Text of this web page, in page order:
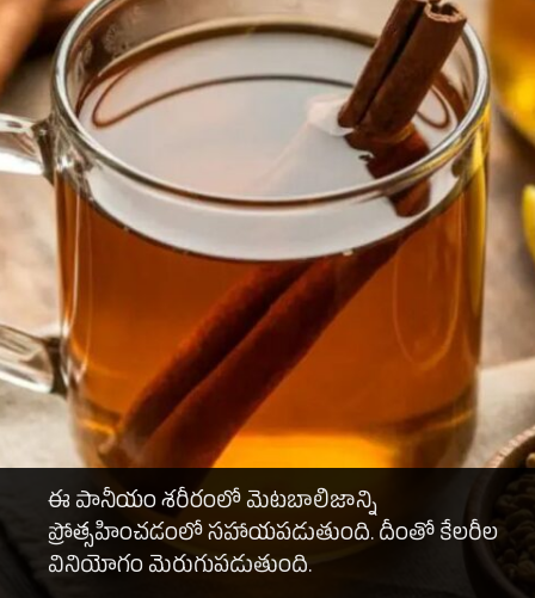
ఈ పానీయం శరీరంలో మెటబాలిజాన్ని
ప్రోత్సహించడంలో సహాయపడుతుంది. దీంతో కేలరీల
వినియోగం మెరుగుపడుతుంది.